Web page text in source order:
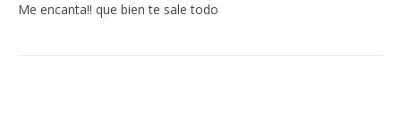
Me encanta!! que bien te sale todo